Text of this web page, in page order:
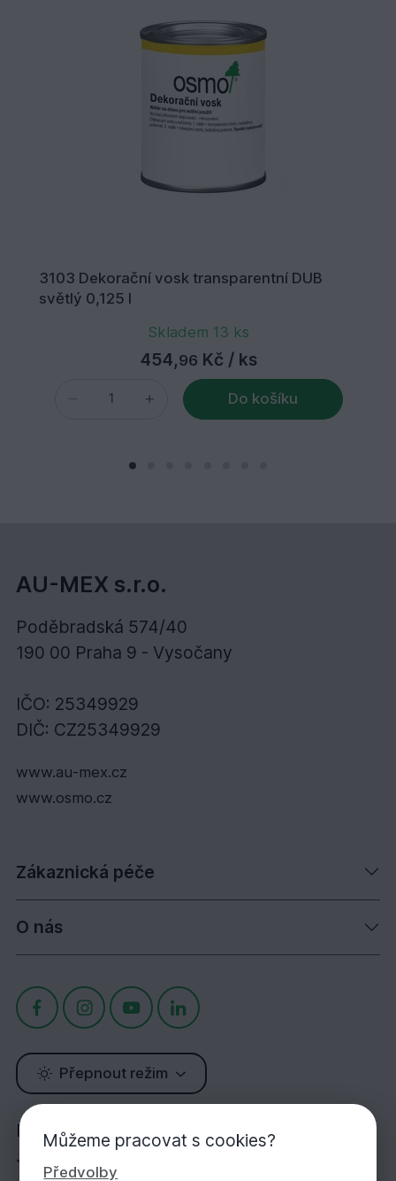
3103 Dekorační vosk transparentní DUB
světlý 0,125 l
Skladem 13 ks
454,96 Kč / ks
Do košíku
AU-MEX s.r.o.
Poděbradská 574/40
190 00 Praha 9 - Vysočany
IČO: 25349929
DIČ: CZ25349929
www.au-mex.cz
www.osmo.cz
Zákaznická péče
O nás
Přepnout režim
Potřebujete poradit?
Jsme tu pro Vás!
Můžeme pracovat s cookies?
Předvolby